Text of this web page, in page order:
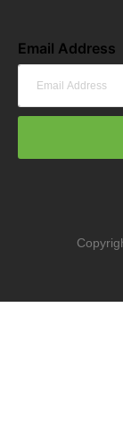
Email Address